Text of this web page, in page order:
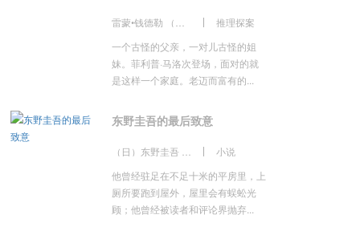
推理探案
一个古怪的父亲，一对儿古怪的姐
妹。菲利普·马洛次登场，面对的就
是这样一个家庭。老迈而富有的...
东野圭吾的最后致意
小说
他曾经驻足在不足十米的平房里，上
厕所要跑到屋外，屋里会有蜈蚣光
顾；他曾经被读者和评论界抛弃...